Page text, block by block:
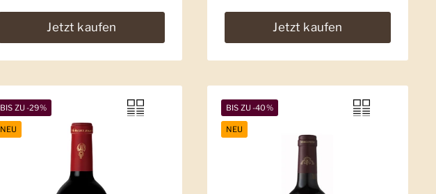
Jetzt kaufen Jetzt kaufen
BIS ZU -29%
NEU
BIS ZU -40%
NEU